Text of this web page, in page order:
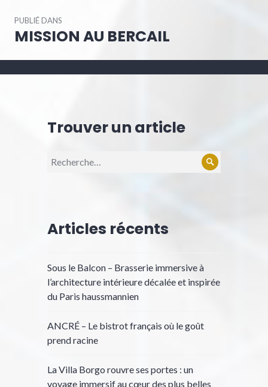
dePUBLIÉ DANS
MISSION AU BERCAIL
Trouver un article
Recherche
Rechercher
Articles récents
Sous le Balcon – Brasserie immersive à
l’architecture intérieure décalée et inspirée
du Paris haussmannien
ANCRÉ – Le bistrot français où le goût
prend racine
La Villa Borgo rouvre ses portes : un
voyage immersif au cœur des plus belles